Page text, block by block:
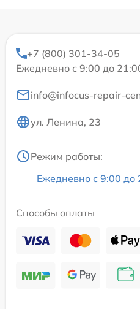
+7 (800) 301-34-05
Ежедневно с 9:00 до
info@infocus-repair-
ул. Ленина, 23
Режим работы:
Ежедневно с 9:00 до
Способы оплаты